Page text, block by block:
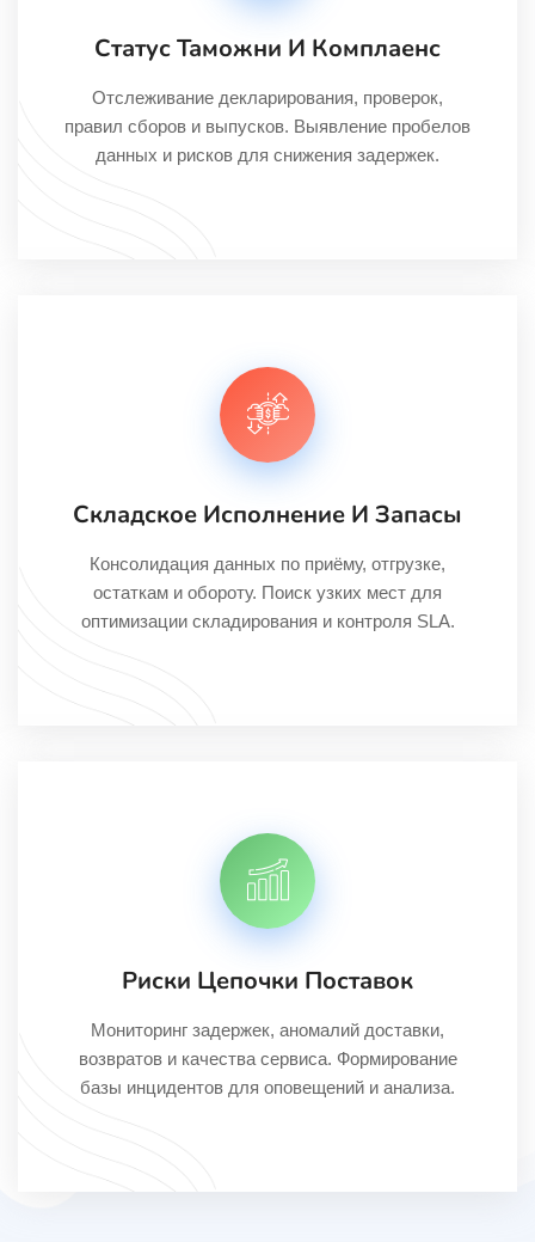
Статус Таможни И Комплаенс
Отслеживание декларирования, проверок,
правил сборов и выпусков. Выявление пробелов
данных и рисков для снижения задержек.
Складское Исполнение И Запасы
Консолидация данных по приёму, отгрузке,
остаткам и обороту. Поиск узких мест для
оптимизации складирования и контроля SLA.
Риски Цепочки Поставок
Мониторинг задержек, аномалий доставки,
возвратов и качества сервиса. Формирование
базы инцидентов для оповещений и анализа.